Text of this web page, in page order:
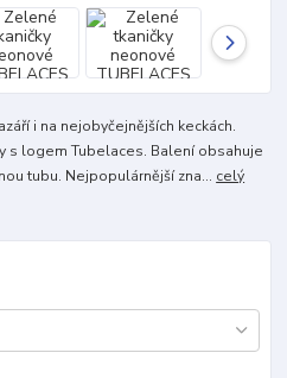
i na nejobyčejnějších keckách.
s logem Tubelaces. Balení obsahuje
tubu. Nejpopulárnější zna... celý